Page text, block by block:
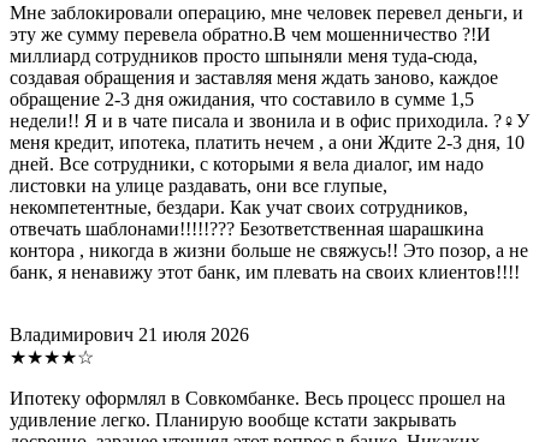
Мне заблокировали операцию, мне человек перевел деньги, и
эту же сумму перевела обратно.В чем мошенничество ?!И
миллиард сотрудников просто шпыняли меня туда-сюда,
создавая обращения и заставляя меня ждать заново, каждое
обращение 2-3 дня ожидания, что составило в сумме 1,5
недели!! Я и в чате писала и звонила и в офис приходила. ?‍♀️У
меня кредит, ипотека, платить нечем , а они Ждите 2-3 дня, 10
дней. Все сотрудники, с которыми я вела диалог, им надо
листовки на улице раздавать, они все глупые,
некомпетентные, бездари. Как учат своих сотрудников,
отвечать шаблонами!!!!!??? Безответственная шарашкина
контора , никогда в жизни больше не свяжусь!! Это позор, а не
банк, я ненавижу этот банк, им плевать на своих клиентов!!!!
Владимирович 21 июля 2026
★★★★☆
Ипотеку оформлял в Совкомбанке. Весь процесс прошел на
удивление легко. Планирую вообще кстати закрывать